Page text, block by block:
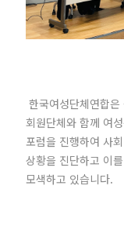
한국여성단체연합
회원단체와 함께 여
포럼을 진행하여 사
상황을 진단하고 이
모색하고 있습니다.